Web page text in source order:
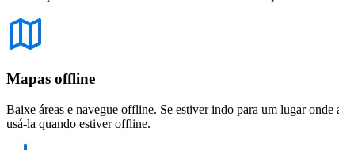
Mapas offline
Baixe áreas e navegue offline. Se estiver indo para um lugar
usá-la quando estiver offline.